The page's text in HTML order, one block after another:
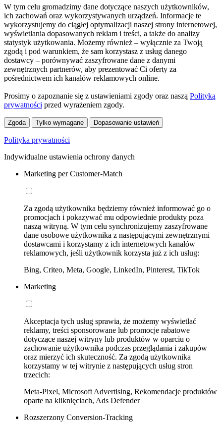
W tym celu gromadzimy dane dotyczące naszych użytkowników,
ich zachowań oraz wykorzystywanych urządzeń. Informacje te
wykorzystujemy do ciągłej optymalizacji naszej strony internetowej,
wyświetlania dopasowanych reklam i treści, a także do analizy
statystyk użytkowania. Możemy również – wyłącznie za Twoją
zgodą i pod warunkiem, że sam korzystasz z usług danego
dostawcy – porównywać zaszyfrowane dane z danymi
zewnętrznych partnerów, aby prezentować Ci oferty za
pośrednictwem ich kanałów reklamowych online.
Prosimy o zapoznanie się z ustawieniami zgody oraz naszą Polityką
prywatności przed wyrażeniem zgody.
Zgoda Tylko wymagane Dopasowanie ustawień
Polityka prywatności
Indywidualne ustawienia ochrony danych
Marketing per Customer-Match
Za zgodą użytkownika będziemy również informować go o
promocjach i pokazywać mu odpowiednie produkty poza
naszą witryną. W tym celu synchronizujemy zaszyfrowane
dane osobowe użytkownika z następującymi zewnętrznymi
dostawcami i korzystamy z ich internetowych kanałów
reklamowych, jeśli użytkownik korzysta już z ich usług:
Bing, Criteo, Meta, Google, LinkedIn, Pinterest, TikTok
Marketing
Akceptacja tych usług sprawia, że możemy wyświetlać
reklamy, treści sponsorowane lub promocje rabatowe
dotyczące naszej witryny lub produktów w oparciu o
zachowanie użytkownika podczas przeglądania i zakupów
oraz mierzyć ich skuteczność. Za zgodą użytkownika
korzystamy w tej witrynie z następujących usług stron
trzecich:
Meta-Pixel, Microsoft Advertising, Rekomendacje produktów
oparte na kliknięciach, Ads Defender
Rozszerzony Conversion-Tracking